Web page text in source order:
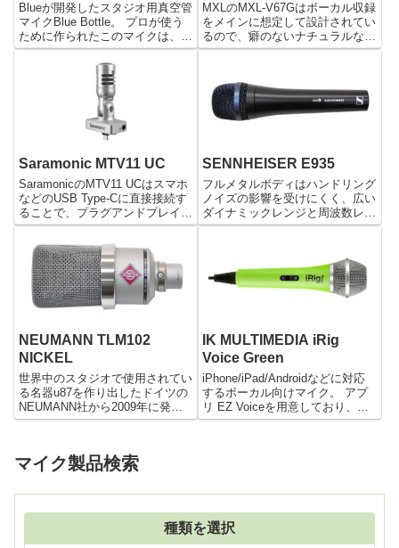
Blueが開発したスタジオ用真空管
マイクBlue Bottle。 プロが使う
ために作られたこのマイクは、ハ
ンドメイドの真空管を使用した、
究極のサウンドを実現する逸品で
す。 Bottleの特徴は、交換可能な
9本のカプセル（ボトルキャッ
MXLのMXL-V67Gはボーカル収録
をメインに想定して設計されてい
るので、癖のないナチュラルな音
質で中域から高域までをしっかり
張が激しくないため、女性ボーカ
ルの方にお勧めのマイクとなって
いますが、もちろん男性...
Saramonic MTV11 UC
SaramonicのMTV11 UCはスマホ
などのUSB Type-Cに直接接続す
ることで、プラグアンドプレイで
使うことができるステレオタイプ
のUSBコンデンサーマイクで
す。外の撮影時にも便利なように
ウィンドシールドやウィンドスク
リーンが付いてくるので、ノイズ
を極力防ぎながら録音することが
できます。
SENNHEISER E935
フルメタルボディはハンドリング
ノイズの影響を受けにくく、広い
ダイナミックレンジと周波数レス
ポンスでプロフェッショナルクオ
NEUMANN TLM102
NICKEL
世界中のスタジオで使用されてい
る名器u87を作り出したドイツの
NEUMANN社から2009年に発売
されたコンデンサマイクロフォン
同社の他製品が10万以上（u87の
IK MULTIMEDIA iRig
Voice Green
iPhone/iPad/Androidなどに対応
するボーカル向けマイク。 アプ
リ EZ Voiceを用意しており、お
使いのモバイルデバイス上のライ
マイク製品検索
種類を選択